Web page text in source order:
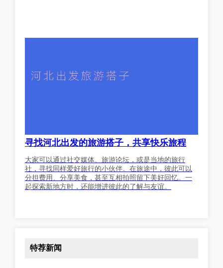
寻找河北出发的旅游搭子，共享快乐旅程
大家可以通过社交媒体、旅游论坛，或是当地的旅行
社，寻找同样爱好旅行的小伙伴。在旅途中，彼此可以
分担费用、分享美食，甚至互相拍照留下美好回忆。一
起探索新地方时，还能增进彼此的了解与友谊。
特荐新闻